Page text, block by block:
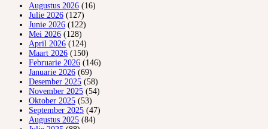
Augustus 2026 (16)
Julie 2026 (127)
Junie 2026 (122)
Mei 2026 (128)
April 2026 (124)
Maart 2026 (150)
Februarie 2026 (146)
Januarie 2026 (69)
Desember 2025 (58)
November 2025 (54)
Oktober 2025 (53)
September 2025 (47)
Augustus 2025 (84)